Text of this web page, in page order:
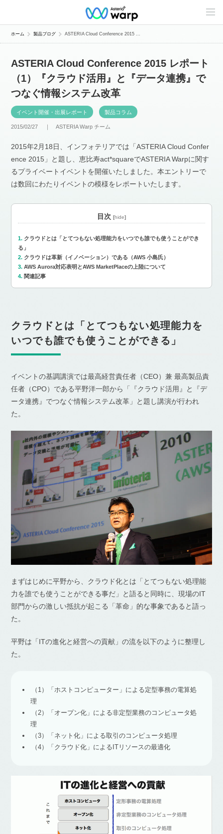
C
n
e
ホーム 製品ブログ ASTERIA Cloud Conference 2015 ...
ASTERIA Cloud Conference 2015 レポート
（1）『クラウド活用』と『データ連携』で
つなぐ情報システム改革
イベント開催・出展レポート 製品コラム
2015/02/27 ｜ASTERIA Warp チーム
2015年2月18日、インフォテリアでは「ASTERIA Cloud Confer
ence 2015」と題し、恵比寿act*squareでASTERIA Warpに関す
るプライベートイベントを開催いたしました。本エントリーで
は数回にわたりイベントの模様をレポートいたします。
目次 [hide]
クラウドとは「とてつもない処理能力をいつでも誰でも使うことができ
る」
クラウドは革新（イノベーション）である（AWS 小島氏）
AWS Aurora対応表明とAWS MarketPlaceの上陸について
関連記事
クラウドとは「とてつもない処理能力を
いつでも誰でも使うことができる」
イベントの基調講演では最高経営責任者（CEO）兼 最高製品責
任者（CPO）である平野洋一郎から「『クラウド活用』と『デ
ータ連携』でつなぐ情報システム改革」と題し講演が行われ
た。
まずはじめに平野から、クラウド化とは「とてつもない処理能
力を誰でも使うことができる事だ」と語ると同時に、現場のIT
部門からの激しい抵抗が起こる「革命」的な事象であると語っ
た。
平野は「ITの進化と経営への貢献」の流を以下のように整理し
た。
（1）「ホストコンピューター」による定型事務の電算処
理
（2）「オープン化」による非定型業務のコンピュータ処
理
（3）「ネット化」による取引のコンピュータ処理
（4）「クラウド化」によるITリソースの最適化